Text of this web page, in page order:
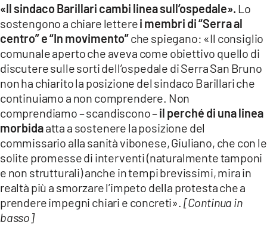
Network
LACPLAY.IT
LACTV.IT
LACONAIR.IT
LACITYMAG.IT
ILREGGINO.IT
COSENZACHANNEL.IT
ILVIBONESE.IT
CATANZAROCHANNEL.IT
«Il sindaco Barillari cambi linea sull’ospedale». Lo
sostengono a chiare letterei membri di “Serra al
centro” e “In movimento”che spiegano: «Il consiglio
comunale aperto che aveva come obiettivo quello di
discutere sulle sorti dell’ospedale di Serra San Bruno
non ha chiarito la posizione del sindaco Barillari che
continuiamo a non comprendere. Non
comprendiamo – scandiscono –il perché di una linea
morbidaatta a sostenere la posizione del
commissario alla sanità vibonese, Giuliano, che con le
solite promesse di interventi (naturalmente tamponi
e non strutturali) anche in tempi brevissimi, mira in
realtà più a smorzare l’impeto della protesta che a
prendere impegni chiari e concreti». [Continua in
basso]